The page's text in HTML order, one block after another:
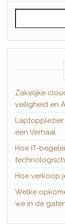
Zakelijke
veiligheid en
Laptopplezier
één Verhaal
Hoe IT-
Hoe verkoop
Welke
we in de